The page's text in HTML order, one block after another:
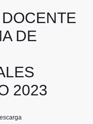
DE
2023